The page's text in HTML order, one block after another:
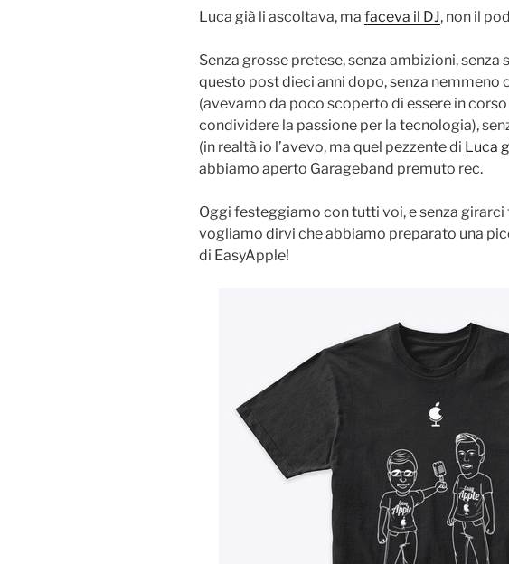
Luca già li ascoltava, ma faceva il DJ, non il
Senza grosse pretese, senza ambizioni,
questo post dieci anni dopo, senza nemmeno
(avevamo da poco scoperto di essere in corso
condividere la passione per la tecnologia),
(in realtà io l’avevo, ma quel pezzente di Luca
abbiamo aperto Garageband premuto rec.
Oggi festeggiamo con tutti voi, e senza
vogliamo dirvi che abbiamo preparato una
di EasyApple!